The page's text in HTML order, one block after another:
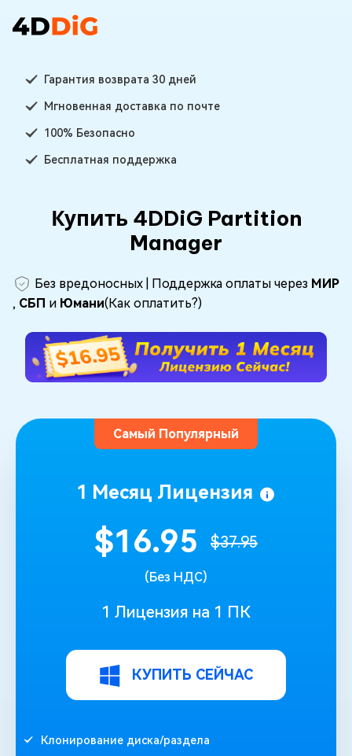
Гарантия возврата 30 дней
Мгновенная доставка по почте
100% Безопасно
Бесплатная поддержка
Купить 4DDiG Partition
Manager
Без вредоносных | Поддержка оплаты через МИР
, СБП и Юмани(Как оплатить?)
Самый Популярный
1 Месяц Лицензия
$16.95 $37.9‬5
(Без НДС)
1 Лицензия на 1 ПК
КУПИТЬ СЕЙЧАС
Клонирование диска/раздела